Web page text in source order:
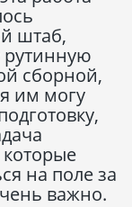
штаб,
рутинную
сборной,
им могу
на поле за
важно.